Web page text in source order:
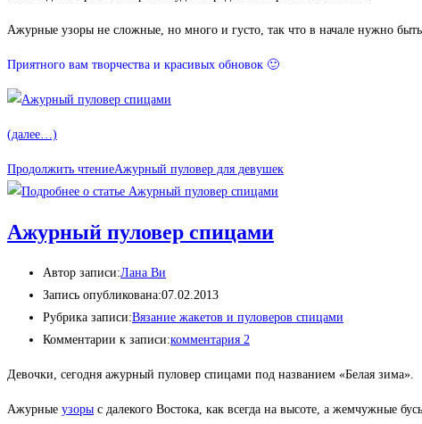
Ажурные узоры не сложные, но много и густо, так что в начале нужно
Приятного вам творчества и красивых обновок 🙂
(далее…)
Продолжить чтениеАжурный пуловер для девушек
Ажурный пуловер спицами
Автор записи:Лана Ви
Запись опубликована:07.02.2013
Рубрика записи:Вязание жакетов и пуловеров спицами
Комментарии к записи:комментария 2
Девочки, сегодня ажурный пуловер спицами под названием «Белая зима».
Ажурные узоры с далекого Востока, как всегда на высоте, а жемчужные